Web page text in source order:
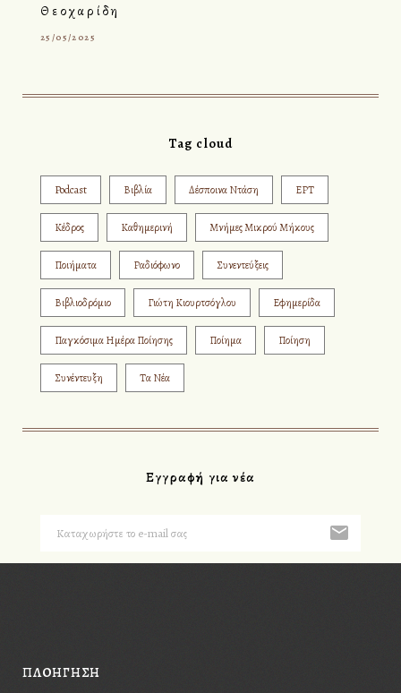
Θεοχαρίδη
25/05/2025
Tag cloud
Podcast Βιβλία Δέσποινα Ντάση ΕΡΤ
Κέδρος Καθημερινή Μνήμες Μικρού Μήκους
Ποιήματα Ραδιόφωνο Συνεντεύξεις
Βιβλιοδρόμιο Γιώτη Κιουρτσόγλου Εφημερίδα
Παγκόσιμα Ημέρα Ποίησης Ποίημα Ποίηση
Συνέντευξη Τα Νέα
Εγγραφή για νέα
ΠΛΟΗΓΗΣΗ